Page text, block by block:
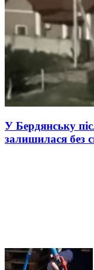
У Бердянську
залишилася без